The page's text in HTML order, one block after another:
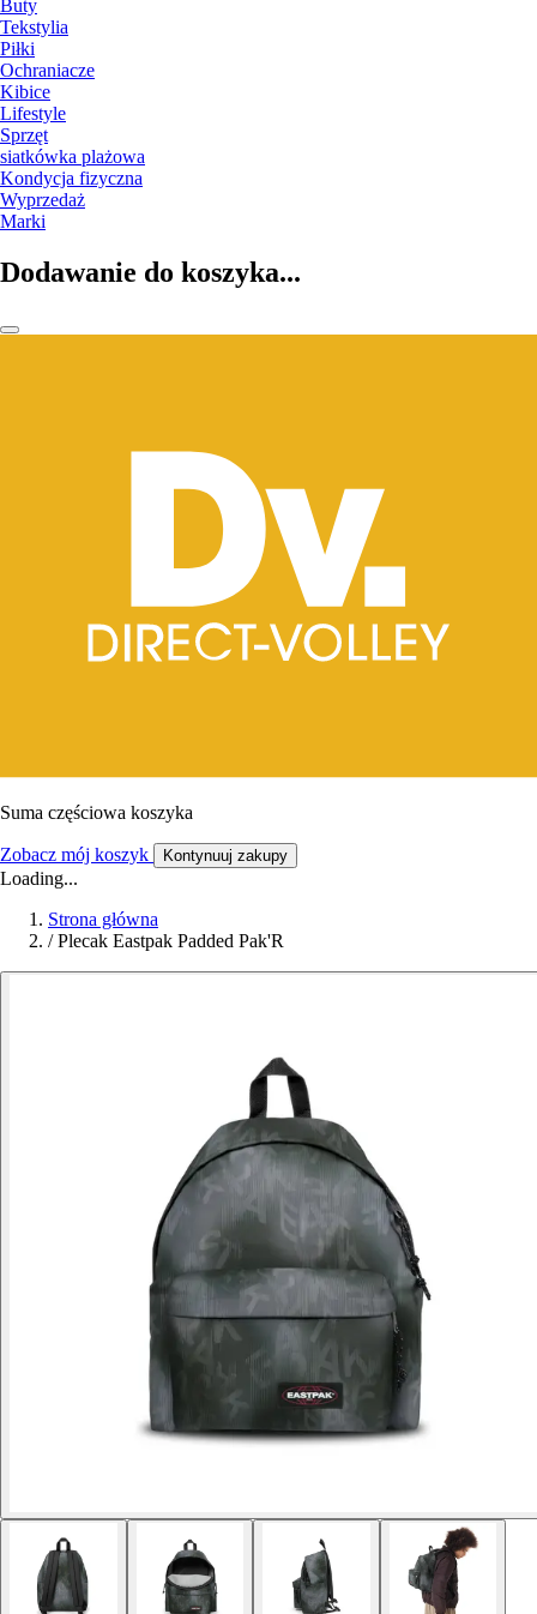
Buty
Tekstylia
Piłki
Ochraniacze
Kibice
Lifestyle
Sprzęt
siatkówka plażowa
Kondycja fizyczna
Wyprzedaż
Marki
Dodawanie do koszyka...
Suma częściowa koszyka
Zobacz mój koszyk Kontynuuj zakupy
Loading...
Strona główna
/ Plecak Eastpak Padded Pak'R